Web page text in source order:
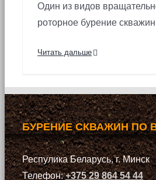
Один из видов
роторное бурение
Читать дальше
БУРЕНИЕ СКВАЖИН ПО
Респулика Беларусь, г. Минск
Телефон:+375 29 864 54 44